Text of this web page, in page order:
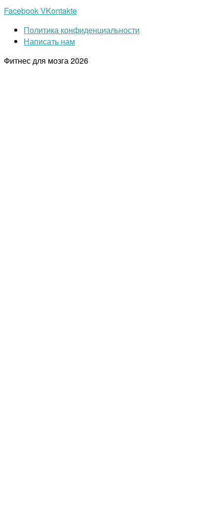
FacebookVKontakte
Политика конфиденциальности
Написать нам
Фитнес для мозга2026